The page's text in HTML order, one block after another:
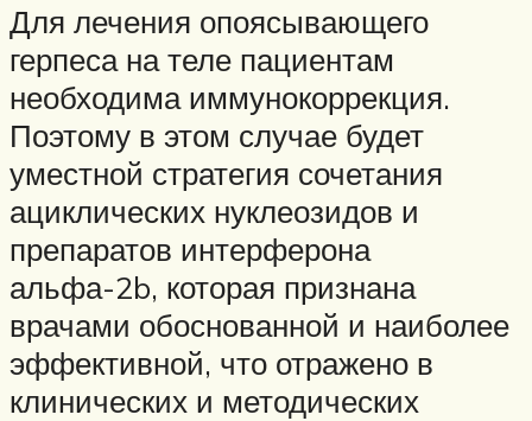
Для лечения опоясывающего
герпеса на теле пациентам
необходима иммунокоррекция.
Поэтому в этом случае будет
уместной стратегия сочетания
ациклических нуклеозидов и
препаратов интерферона
альфа-2b, которая признана
врачами обоснованной и наиболее
эффективной, что отражено в
клинических и методических